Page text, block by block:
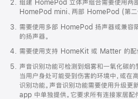
开)
组建 HomePod 立体声组合需要使用两
HomePod mini、两部 HomePod (第
需要使用多部 HomePod 扬声器或兼容
的扬声器。
需要使用支持 HomeKit 或 Matter 的配
声音识别功能可检测到烟雾和一氧化碳的
当用户身处可能受到伤害的环境中，或在
识别功能。声音识别功能需要使用升级更
app 中单独提供。它要求所有连接家居